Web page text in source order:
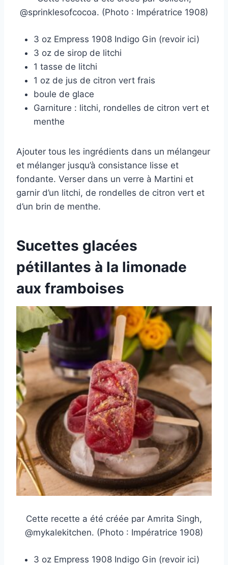
@sprinklesofcocoa. (Photo : Impératrice 1908)
3 oz Empress 1908 Indigo Gin (revoir ici)
3 oz de sirop de litchi
1 tasse de litchi
1 oz de jus de citron vert frais
boule de glace
Garniture : litchi, rondelles de citron vert et
menthe
Ajouter tous les ingrédients dans un mélangeur
et mélanger jusqu’à consistance lisse et
fondante. Verser dans un verre à Martini et
garnir d’un litchi, de rondelles de citron vert et
d’un brin de menthe.
Sucettes glacées
pétillantes à la limonade
aux framboises
Cette recette a été créée par Amrita Singh,
@mykalekitchen. (Photo : Impératrice 1908)
3 oz Empress 1908 Indigo Gin (revoir ici)